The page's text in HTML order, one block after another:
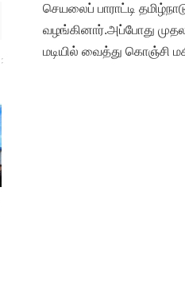
செயலைப் பாராட்டி
வழங்கினார்.அப்போது
மடியில் வைத்து கொஞ்சி